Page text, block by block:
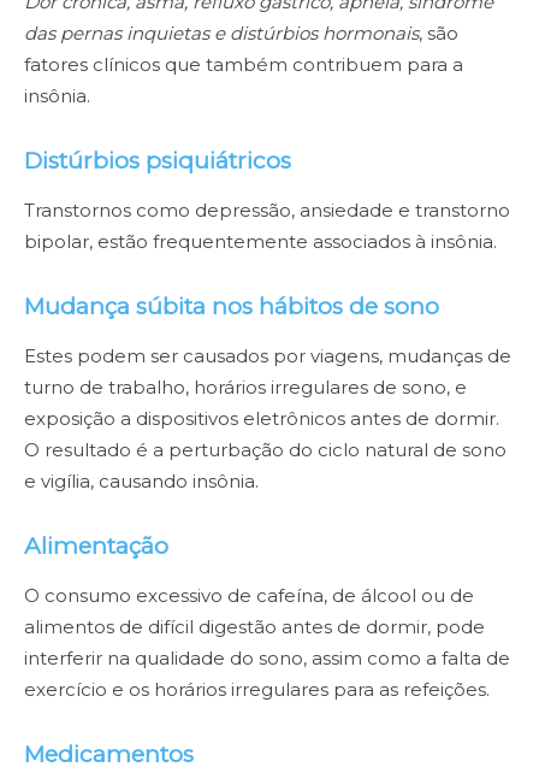
das pernas inquietas e distúrbios hormonais, são
fatores clínicos que também contribuem para a
insônia.
Distúrbios psiquiátricos
Transtornos como depressão, ansiedade e transtorno
bipolar, estão frequentemente associados à insônia.
Mudança súbita nos hábitos de sono
Estes podem ser causados por viagens, mudanças de
turno de trabalho, horários irregulares de sono, e
exposição a dispositivos eletrônicos antes de dormir.
O resultado é a perturbação do ciclo natural de sono
e vigília, causando insônia.
Alimentação
O consumo excessivo de cafeína, de álcool ou de
alimentos de difícil digestão antes de dormir, pode
interferir na qualidade do sono, assim como a falta de
exercício e os horários irregulares para as refeições.
Medicamentos